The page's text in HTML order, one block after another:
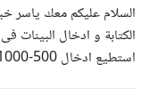
السلام عليكم معك ياسر
الكتابة و ادخال البينات
استطيع ادخال 500-1000 عداد فى س...